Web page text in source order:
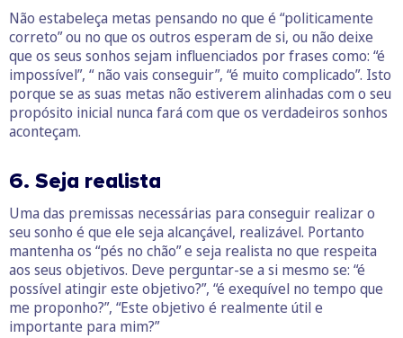
Não estabeleça metas pensando no que é “politicamente
correto” ou no que os outros esperam de si, ou não deixe
que os seus sonhos sejam influenciados por frases como: “é
impossível”, “ não vais conseguir”, “é muito complicado”. Isto
porque se as suas metas não estiverem alinhadas com o seu
propósito inicial nunca fará com que os verdadeiros sonhos
aconteçam.
6. Seja realista
Uma das premissas necessárias para conseguir realizar o
seu sonho é que ele seja alcançável, realizável. Portanto
mantenha os “pés no chão” e seja realista no que respeita
aos seus objetivos. Deve perguntar-se a si mesmo se: “é
possível atingir este objetivo?”, “é exequível no tempo que
me proponho?”, “Este objetivo é realmente útil e
importante para mim?”